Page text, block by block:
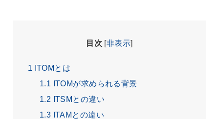
目次 [非表示]
1 ITOMとは
1.1 ITOMが求められる背景
1.2 ITSMとの違い
1.3 ITAMとの違い